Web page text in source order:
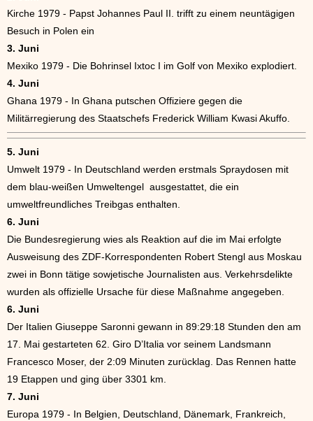
Kirche 1979 - Papst Johannes Paul II. trifft zu einem neuntägigen
Besuch in Polen ein
3. Juni
Mexiko 1979 - Die Bohrinsel Ixtoc I im Golf von Mexiko explodiert.
4. Juni
Ghana 1979 - In Ghana putschen Offiziere gegen die
Militärregierung des Staatschefs Frederick William Kwasi Akuffo.
5. Juni
Umwelt 1979 - In Deutschland werden erstmals Spraydosen mit
dem blau-weißen Umweltengel ausgestattet, die ein
umweltfreundliches Treibgas enthalten.
6. Juni
Die Bundesregierung wies als Reaktion auf die im Mai erfolgte
Ausweisung des ZDF-Korrespondenten Robert Stengl aus Moskau
zwei in Bonn tätige sowjetische Journalisten aus. Verkehrsdelikte
wurden als offizielle Ursache für diese Maßnahme angegeben.
6. Juni
Der Italien Giuseppe Saronni gewann in 89:29:18 Stunden den am
17. Mai gestarteten 62. Giro D’Italia vor seinem Landsmann
Francesco Moser, der 2:09 Minuten zurücklag. Das Rennen hatte
19 Etappen und ging über 3301 km.
7. Juni
Europa 1979 - In Belgien, Deutschland, Dänemark, Frankreich,